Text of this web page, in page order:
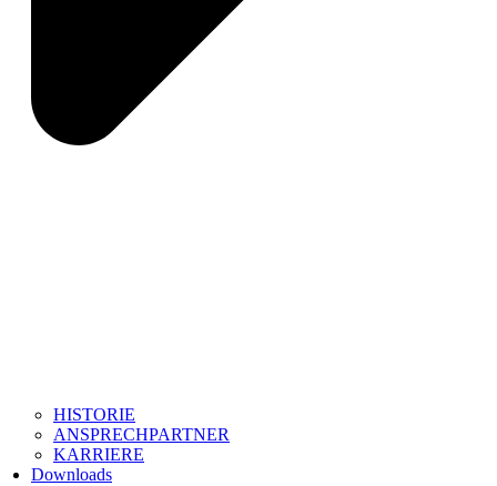
HISTORIE
ANSPRECHPARTNER
KARRIERE
Downloads